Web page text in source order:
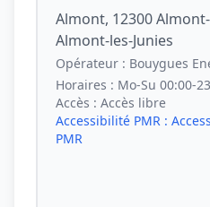
Almont, 12300
Almont-les-Junies
Opérateur : Bouygues
Horaires : Mo-Su 00:00-
Accès : Accès libre
Accessibilité PMR :
PMR